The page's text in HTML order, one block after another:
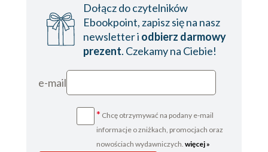
Dołącz do czytelników
Ebookpoint, zapisz się na nasz
newsletter i odbierz darmowy
prezent. Czekamy na Ciebie!
e-mail
* Chcę otrzymywać na podany e-mail
informacje o zniżkach, promocjach oraz
nowościach wydawniczych. więcej »